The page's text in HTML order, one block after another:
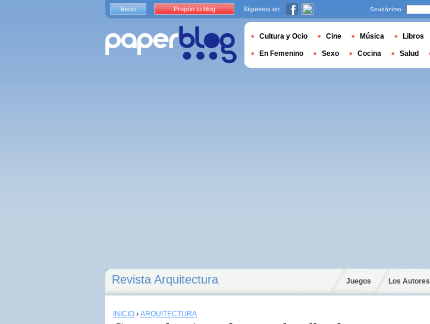
Revista Arquitectura Juegos Los Autores
INICIO › ARQUITECTURA
Inicio Propón tu blog Síguenos en Seudónimo
Cultura y Ocio Cine Música Libros
En Femenino Sexo Cocina Salud